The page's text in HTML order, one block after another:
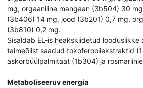
mg, orgaaniline mangaan (3b504) 30
(3b406) 14 mg, jood (3b201) 0,7 mg,
(3b810) 0,2 mg.
Sisaldab EL-is heakskiidetud looduslikke
taimeõlist saadud tokoferooliekstraktid
askorbüülpalmitaat (1b304) ja
Metaboliseeruv energia